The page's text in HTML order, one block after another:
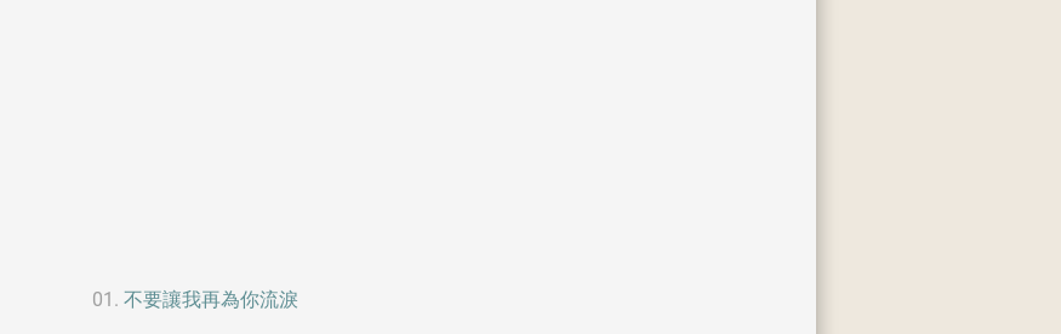
不要讓我再為你流淚